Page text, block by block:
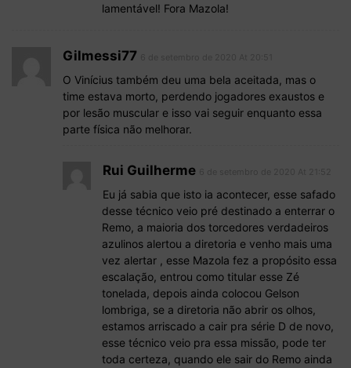
lamentável! Fora Mazola!
Gilmessi77
O Vinícius também deu uma bela aceitada, mas o
time estava morto, perdendo jogadores exaustos e
por lesão muscular e isso vai seguir enquanto essa
parte física não melhorar.
Rui Guilherme
Eu já sabia que isto ia acontecer, esse safado
desse técnico veio pré destinado a enterrar o
Remo, a maioria dos torcedores verdadeiros
azulinos alertou a diretoria e venho mais uma
vez alertar , esse Mazola fez a propósito essa
escalação, entrou como titular esse Zé
tonelada, depois ainda colocou Gelson
lombriga, se a diretoria não abrir os olhos,
estamos arriscado a cair pra série D de novo,
esse técnico veio pra essa missão, pode ter
toda certeza, quando ele sair do Remo ainda